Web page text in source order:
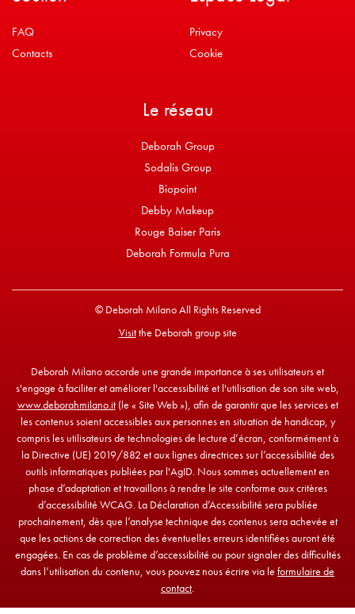
FAQ
Contacts
Privacy
Cookie
Le réseau
Deborah Group
Sodalis Group
Biopoint
Debby Makeup
Rouge Baiser Paris
Deborah Formula Pura
© Deborah Milano All Rights Reserved
Visitthe Deborah group site
Deborah Milano accorde une grande importance à ses utilisateurs et
s'engage à faciliter et améliorer l'accessibilité et l'utilisation de son site web,
www.deborahmilano.it(le « Site Web »), afin de garantir que les services et
les contenus soient accessibles aux personnes en situation de handicap, y
compris les utilisateurs de technologies de lecture d’écran, conformément à
la Directive (UE) 2019/882 et aux lignes directrices sur l’accessibilité des
outils informatiques publiées par l'AgID. Nous sommes actuellement en
phase d’adaptation et travaillons à rendre le site conforme aux critères
d’accessibilité WCAG. La Déclaration d’Accessibilité sera publiée
prochainement, dès que l’analyse technique des contenus sera achevée et
que les actions de correction des éventuelles erreurs identifiées auront été
engagées. En cas de problème d’accessibilité ou pour signaler des difficultés
dans l’utilisation du contenu, vous pouvez nous écrire via le formulaire de
contact.